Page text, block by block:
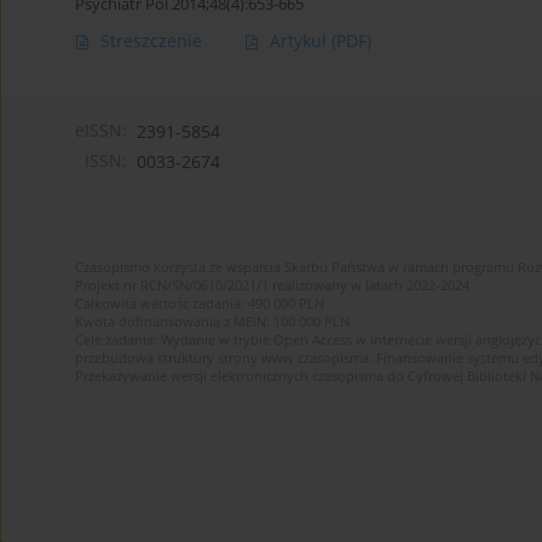
Streszczenie Artykuł (PDF)
2391-5854
0033-2674